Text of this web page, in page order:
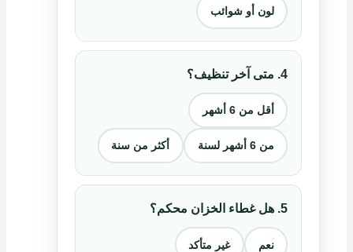
لون أو شوائب
4. متى آخر تنظيف؟
أقل من 6 أشهر
من 6 أشهر لسنة أكثر من سنة
5. هل غطاء الخزان محكم؟
نعم غير متأكد